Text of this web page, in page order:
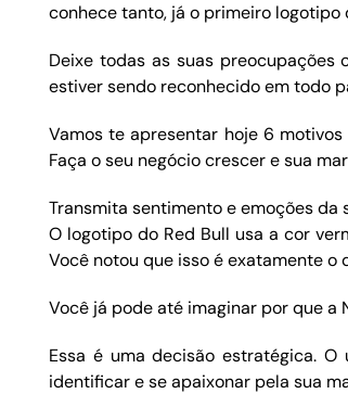
conhece tanto, já o primeiro logotipo
Deixe todas as suas preocupações
estiver sendo reconhecido em todo
Vamos te apresentar hoje 6
Faça o seu negócio crescer e sua
Transmita sentimento e emoções
O logotipo do Red Bull usa a cor
Você notou que isso é exatamente
Você já pode até imaginar por que
Essa é uma decisão estratégica.
identificar e se apaixonar pela sua